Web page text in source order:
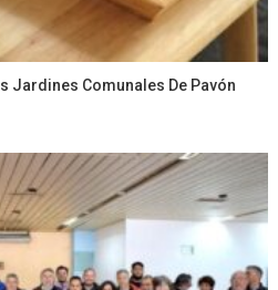
Jardines Comunales De Pavón